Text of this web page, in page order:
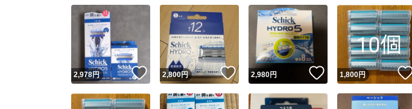
取引実績◯+ このユーザーは
他フリマ実績◯+ このユーザーは他フリ
スピード&安心発送
コピーは
1商品につき1回です
出品ペ
キャン
2,978円 いいね！
2,800円 いいね！
2,980円 いいね！
1,800円